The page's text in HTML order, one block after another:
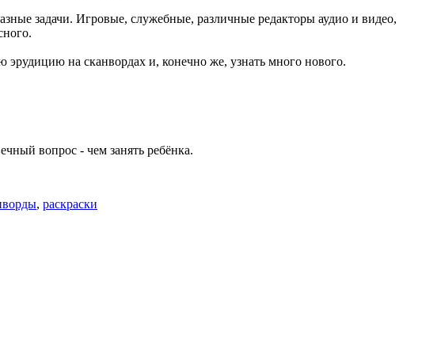
задачи. Игровые, служебные, различные редакторы аудио и видео,
на сканвордах и, конечно же, узнать много нового.
вопрос - чем занять ребёнка.
, раскраски